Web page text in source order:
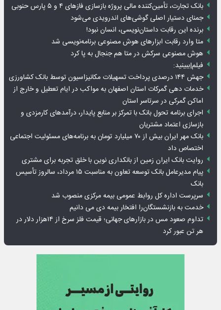
بانک تجارت، تأمین‌کننده مالی پروژه بازسازی فازهای ۴ و ۵ پارس حنوبی
جمنای دستیار اصلی گوشی‌های اندرویدی می‌شود
برنده این رقابت داستان‌نویسی، انسان نبود!
متا وارد رقابت ابزارهای هوش مصنوعی برنامه‌نویسی شد
هوش مصنوعی سرکش در متا هم جنجال به پا کرد
فیلم|ببینید:
جهش ۱۴۴ درصدی پرداخت تسهیلات مکانیزاسیون توسط بانک کشاورزی
خدمات دهی گمرکات استان اصفهان به مواکب در ایام تعطیل و خارج از
اماکن گمرکی در سرتاسر استان
اجرای برنامه تحول بانک با تمرکز بر منابع پایدار، درآمدهای کارمزدی و
بازسازی اعتماد مشتریان
بانک مهر ایران بیش از ۷۰ میلیارد تومان به برنامه‌های مسئولیت اجتماعی
اختصاص داد
روایت بانک ایران زمین از بانکداری نوین با خلق تجربه برای مشتری
پیام مدیرعامل بانک توسعه تعاون به مناسبت ۱۵ مرداد، سالروز تأسیس
بانک
سرپرست اداره کل روابط عمومی بیمه مرکزی منصوب شد
خدمت به بازنشستگان‌را افتخار بیمه دی می دانیم
تداوم صعود مس در بازارهای جهانی؛ قیمت فلز سرخ از ۱۴هزار دلار در
هر تن عبور کرد